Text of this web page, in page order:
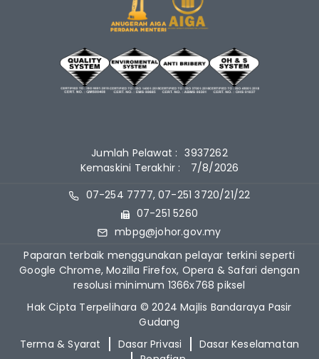
Jumlah Pelawat : 3937262
Kemaskini Terakhir :
7/8/2026
07-254 7777, 07-251 3720/21/22
07-251 5260
mbpg@johor.gov.my
Paparan terbaik menggunakan pelayar terkini seperti
Google Chrome, Mozilla Firefox, Opera & Safari dengan
resolusi minimum 1366x768 piksel
Hak Cipta Terpelihara © 2024 Majlis Bandaraya Pasir
Gudang
Terma & Syarat
Dasar Privasi
Dasar Keselamatan